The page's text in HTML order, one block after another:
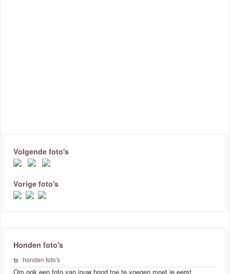
Volgende foto's
Vorige foto's
Honden foto's
honden foto's
Om ook een foto van jouw hond toe te voegen moet je eerst